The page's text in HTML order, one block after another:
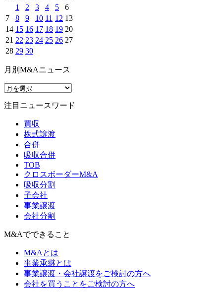
1
2 3 4 5
6
7
8 9 10 11 12 13
14 15 16 17 18 19 20
21 22 23 24 25 26 27
28 29 30
月別M&Aニュース
注目ニュースワード
買収
株式譲渡
合併
吸収合併
TOB
クロスボーダーM&A
吸収分割
子会社
事業譲渡
会社分割
M&Aでできること
M&Aとは
事業承継とは
事業譲渡・会社譲渡をご検討の方へ
会社を買うことをご検討の方へ